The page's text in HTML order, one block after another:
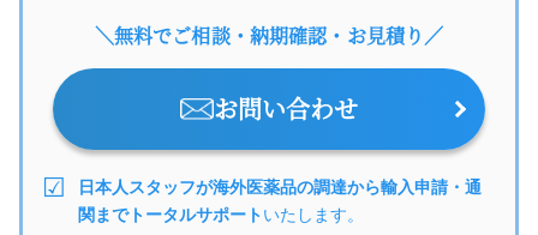
＼無料でご相談・納期確認・お見積り／
お問い合わせ
日本人スタッフが海外医薬品の調達から輸入申請・通
関までトータルサポートいたします。